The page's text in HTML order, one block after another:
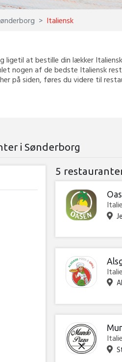
Italiensk
ligetil at bestille din lækker
nogen af de bedste Italiensk
på siden, føres du videre til
i Sønderborg
5